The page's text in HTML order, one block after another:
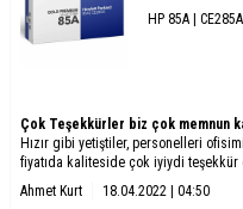
HP 85A |
Çok Teşekkürler biz çok memnun
Hızır gibi yetiştiler, personelleri
fiyatıda kaliteside çok iyiydi teşekkür
Ahmet Kurt
18.04.2022 | 04:50